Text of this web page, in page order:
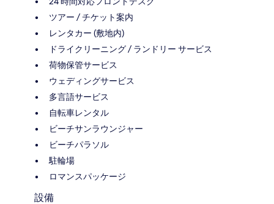
ツアー / チケット案内
レンタカー (敷地内)
ドライクリーニング / ランドリー サービス
荷物保管サービス
ウェディングサービス
多言語サービス
自転車レンタル
ビーチサンラウンジャー
ビーチパラソル
駐輪場
ロマンスパッケージ
設備